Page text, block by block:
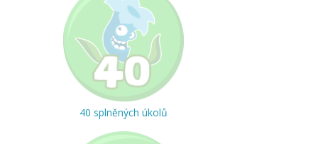
40 splněných úkolů